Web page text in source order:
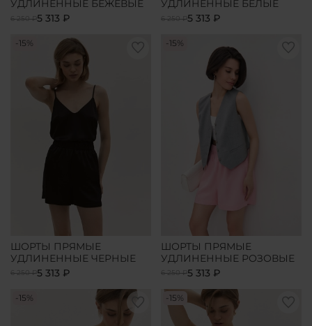
УДЛИНЕННЫЕ БЕЖЕВЫЕ
6 250 ₽5 313 ₽
УДЛИНЕННЫЕ БЕЛЫЕ
6 250 ₽5 313 ₽
-15%
ШОРТЫ ПРЯМЫЕ
УДЛИНЕННЫЕ ЧЕРНЫЕ
6 250 ₽5 313 ₽
-15%
ШОРТЫ ПРЯМЫЕ
УДЛИНЕННЫЕ РОЗОВЫЕ
6 250 ₽5 313 ₽
-15% -15%